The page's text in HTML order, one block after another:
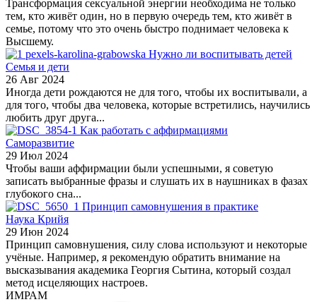
Трансформация сексуальной энергии необходима не только
тем, кто живёт один, но в первую очередь тем, кто живёт в
семье, потому что это очень быстро поднимает человека к
Высшему.
Нужно ли воспитывать детей
Семья и дети
26 Авг 2024
Иногда дети рождаются не для того, чтобы их воспитывали, а
для того, чтобы два человека, которые встретились, научились
любить друг друга...
Как работать с аффирмациями
Саморазвитие
29 Июл 2024
Чтобы ваши аффирмации были успешными, я советую
записать выбранные фразы и слушать их в наушниках в фазах
глубокого сна...
Принцип самовнушения в практике
Наука Крийя
29 Июн 2024
Принцип самовнушения, силу слова используют и некоторые
учёные. Например, я рекомендую обратить внимание на
высказывания академика Георгия Сытина, который создал
метод исцеляющих настроев.
ИМРАМ